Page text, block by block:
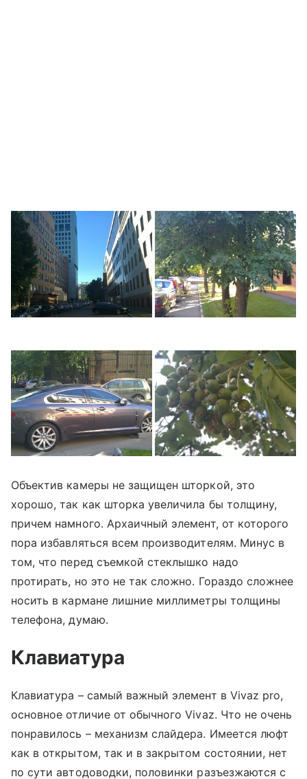
Объектив камеры не защищен шторкой, это
хорошо, так как шторка увеличила бы толщину,
причем намного. Архаичный элемент, от которого
пора избавляться всем производителям. Минус в
том, что перед съемкой стеклышко надо
протирать, но это не так сложно. Гораздо сложнее
носить в кармане лишние миллиметры толщины
телефона, думаю.
Клавиатура
Клавиатура – самый важный элемент в Vivaz pro,
основное отличие от обычного Vivaz. Что не очень
понравилось – механизм слайдера. Имеется люфт
как в открытом, так и в закрытом состоянии, нет
по сути автодоводки, половинки разъезжаются с